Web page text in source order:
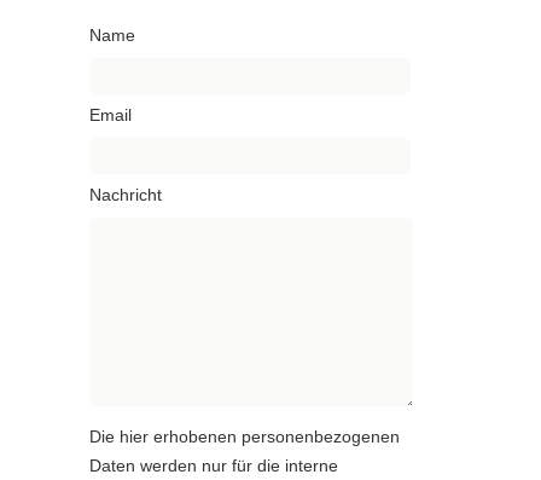
Name
Email
Nachricht
Die hier erhobenen personenbezogenen
Daten werden nur für die interne